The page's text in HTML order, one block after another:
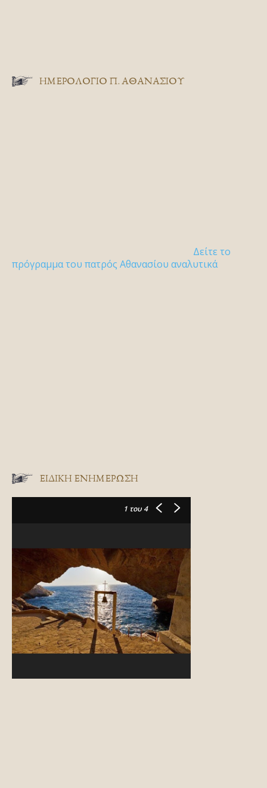
ΗΜΕΡΟΛΟΓΙΟ Π. ΑΘΑΝΑΣΙΟΥ
Δείτε το
πρόγραμμα του πατρός Αθανασίου αναλυτικά
ΕΙΔΙΚΉ ΕΝΗΜΈΡΩΣΗ
1 του 4